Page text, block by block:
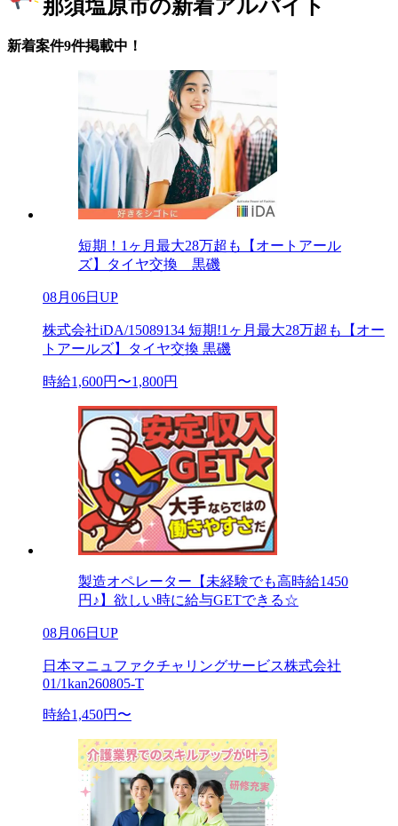
那須塩原市の新着アルバイト
新着案件9件掲載中！
短期！1ヶ月最大28万超も【オートアール
ズ】タイヤ交換 黒磯
08月06日UP
株式会社iDA/15089134 短期!1ヶ月最大28万超も【オー
トアールズ】タイヤ交換 黒磯
時給1,600円〜1,800円
製造オペレーター【未経験でも高時給1450
円♪】欲しい時に給与GETできる☆
08月06日UP
日本マニュファクチャリングサービス株式会社
01/1kan260805-T
時給1,450円〜